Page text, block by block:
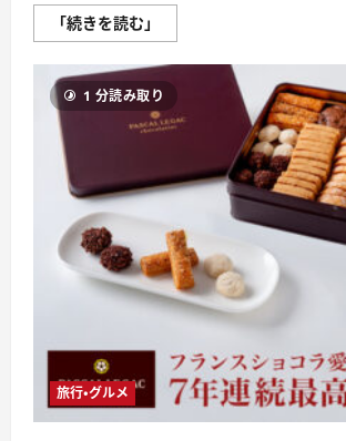
「続きを読む」
ラ
ピ
ン
グ
【ア
ル
BASE】
評
良
い
口
コ
ミ、
悪
い
ミ、
メ
リ
ト
1 分読み取り
旅行・グルメ